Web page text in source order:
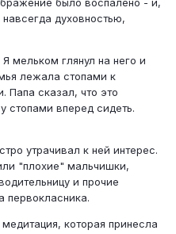
было воспалено - и,
духовностью,
мельком глянул на него и
лежала стопами к
Папа сказал, что это
стопами вперед сидеть.
утрачивал к ней интерес.
"плохие" мальчишки,
и прочие
первокласника.
которая принесла